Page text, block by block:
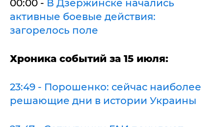
00:00 - В Дзержинске начались
активные боевые действия:
загорелось поле
Хроника событий за 15 июля:
23:49 - Порошенко: сейчас наиболее
решающие дни в истории Украины